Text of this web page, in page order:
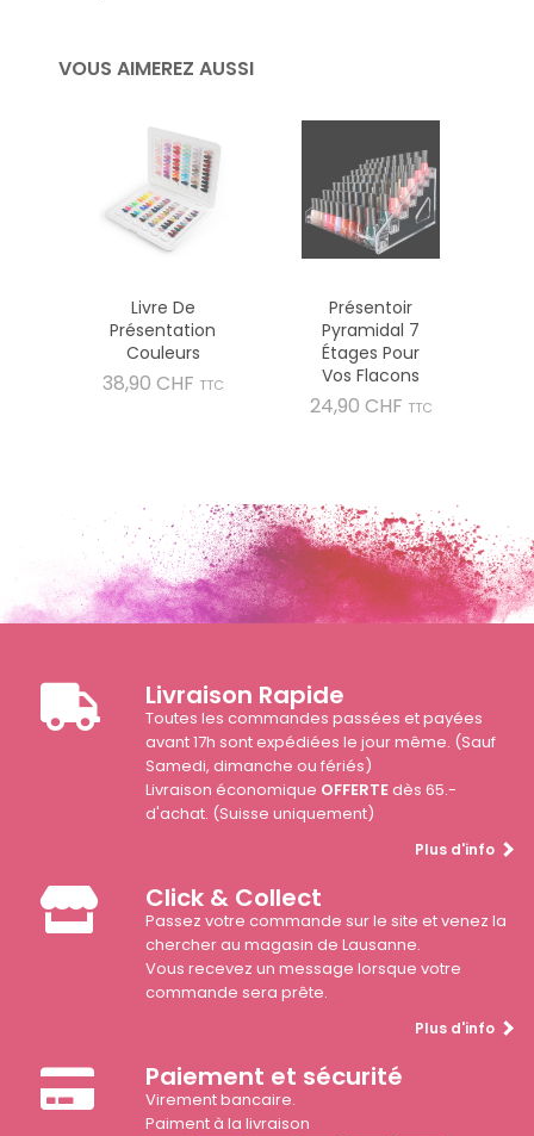
VOUS AIMEREZ AUSSI
Livre De
Présentation
Couleurs
38,90 CHF Prix
TTC
Présentoir
Pyramidal 7
Étages Pour
Vos Flacons
24,90 CHF Prix
TTC
Livraison Rapide
Toutes les commandes passées et payées
avant 17h sont expédiées le jour même. (Sauf
Samedi, dimanche ou fériés)
Livraison économique OFFERTEdès 65.-
d'achat. (Suisse uniquement)
Plus d'info
Click & Collect
Passez votre commande sur le site et venez la
chercher au magasin de Lausanne.
Vous recevez un message lorsque votre
commande sera prête.
Plus d'info
Paiement et sécurité
Virement bancaire.
Paiment à la livraison